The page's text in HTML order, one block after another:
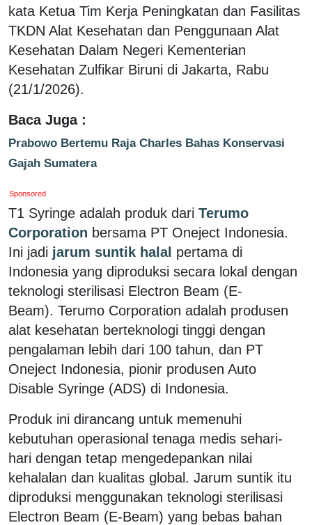
kata Ketua Tim Kerja Peningkatan dan Fasilitas
TKDN Alat Kesehatan dan Penggunaan Alat
Kesehatan Dalam Negeri Kementerian
Kesehatan Zulfikar Biruni di Jakarta, Rabu
(21/1/2026).
Baca Juga :
Prabowo Bertemu Raja Charles Bahas Konservasi
Gajah Sumatera
Sponsored
T1 Syringe adalah produk dari Terumo
Corporation bersama PT Oneject Indonesia.
Ini jadi jarum suntik halal pertama di
Indonesia yang diproduksi secara lokal dengan
teknologi sterilisasi Electron Beam (E-
Beam). Terumo Corporation adalah produsen
alat kesehatan berteknologi tinggi dengan
pengalaman lebih dari 100 tahun, dan PT
Oneject Indonesia, pionir produsen Auto
Disable Syringe (ADS) di Indonesia.
Produk ini dirancang untuk memenuhi
kebutuhan operasional tenaga medis sehari-
hari dengan tetap mengedepankan nilai
kehalalan dan kualitas global. Jarum suntik itu
diproduksi menggunakan teknologi sterilisasi
Electron Beam (E-Beam) yang bebas bahan